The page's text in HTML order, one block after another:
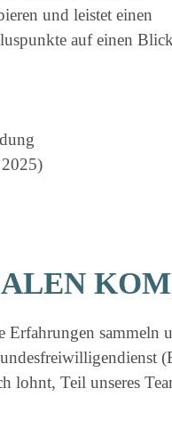
und leistet einen
auf einen
Erfahrungen
lohnt, Teil unseres